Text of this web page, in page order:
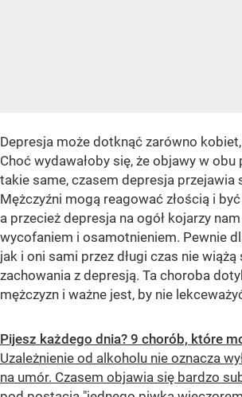
Depresja może dotknąć zarówno
Choć wydawałoby się, że objawy w
takie same, czasem depresja przejawia
Mężczyźni mogą reagować złością i
a przecież depresja na ogół kojarzy
wycofaniem i osamotnieniem. Pewnie
jak i oni sami przez długi czas nie
zachowania z depresją. Ta choroba
mężczyzn i ważne jest, by nie
Pijesz każdego dnia? 9 chorób, które
Uzależnienie od alkoholu nie oznacza
na umór. Czasem objawia się bardzo